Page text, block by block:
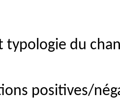
typologie du
positives/